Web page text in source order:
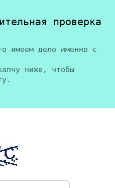
проверка
имеем дело именно с
ниже, чтобы